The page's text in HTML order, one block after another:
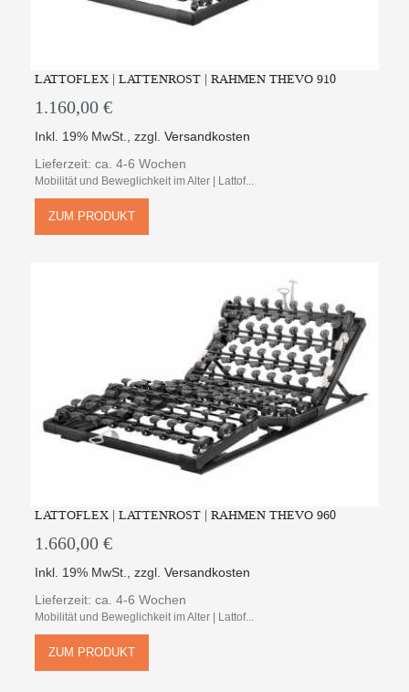
LATTOFLEX | LATTENROST | RAHMEN THEVO 910
1.160,00 €
Inkl. 19% MwSt.,zzgl.Versandkosten
Lieferzeit: ca. 4-6 Wochen
Mobilität und Beweglichkeit im Alter | Lattof...
ZUM PRODUKT
LATTOFLEX | LATTENROST | RAHMEN THEVO 960
1.660,00 €
Inkl. 19% MwSt.,zzgl.Versandkosten
Lieferzeit: ca. 4-6 Wochen
Mobilität und Beweglichkeit im Alter | Lattof...
ZUM PRODUKT